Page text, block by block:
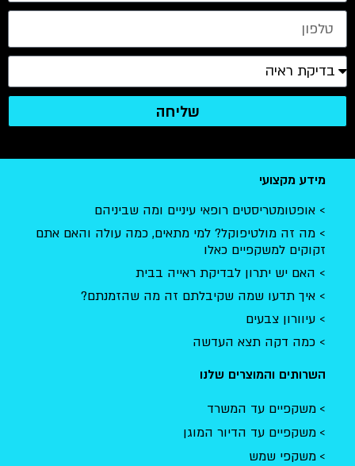
שליחה
מידע מקצועי
אופטומטריסטים רופאי עיניים ומה שביניהם
מה זה מולטיפוקל? למי מתאים, כמה עולה והאם אתם
זקוקים למשקפיים כאלו
האם יש יתרון לבדיקת ראייה בבית
איך תדעו שמה שקיבלתם זה מה שהזמנתם?
עיוורון צבעים
כמה דקה תצא העדשה
השרותים והמוצרים שלנו
משקפיים עד המשרד
משקפיים עד הדיור המוגן
משקפי שמש